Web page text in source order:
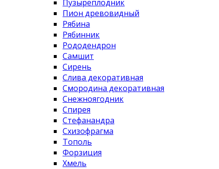
Пузыреплодник
Пион древовидный
Рябина
Рябинник
Рододендрон
Самшит
Сирень
Слива декоративная
Смородина декоративная
Снежноягодник
Спирея
Стефанандра
Схизофрагма
Тополь
Форзиция
Хмель